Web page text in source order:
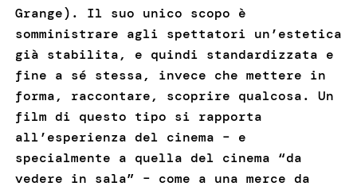
Grange). Il suo unico scopo è
somministrare agli spettatori un’estetica
già stabilita, e quindi standardizzata e
fine a sé stessa, invece che mettere in
forma, raccontare, scoprire qualcosa. Un
film di questo tipo si rapporta
all’esperienza del cinema – e
specialmente a quella del cinema “da
vedere in sala” – come a una merce da